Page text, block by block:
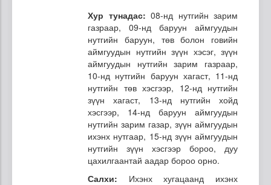
Хур тунадас: 08-нд нутгийн зарим
газраар, 09-нд баруун аймгуудын
нутгийн баруун, төв болон говийн
аймгуудын нутгийн зүүн хэсэг, зүүн
аймгуудын нутгийн зарим газраар,
10-нд нутгийн баруун хагаст, 11-нд
нутгийн төв хэсгээр, 12-нд нутгийн
зүүн хагаст, 13-нд нутгийн хойд
хэсгээр, 14-нд баруун аймгуудын
нутгийн зарим газар, зүүн аймгуудын
ихэнх нутгаар, 15-нд зүүн аймгуудын
нутгийн зүүн хэсгээр бороо, дуу
цахилгаантай аадар бороо орно.
Салхи: Ихэнх хугацаанд ихэнх